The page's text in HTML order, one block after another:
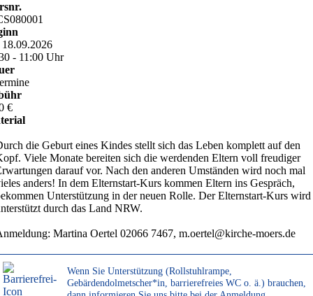
18.09.2026
- 11:00 Uhr
€
die Geburt eines Kindes stellt sich das Leben komplett auf den
Viele Monate bereiten sich die werdenden Eltern voll freudiger
darauf vor. Nach den anderen Umständen wird noch mal
anders! In dem Elternstart-Kurs kommen Eltern ins Gespräch,
Unterstützung in der neuen Rolle. Der Elternstart-Kurs wird
durch das Land NRW.
Martina Oertel 02066 7467, m.oertel@kirche-moers.de
Wenn Sie Unterstützung (Rollstuhlrampe,
Gebärdendolmetscher*in, barrierefreies WC o. ä.) brauchen,